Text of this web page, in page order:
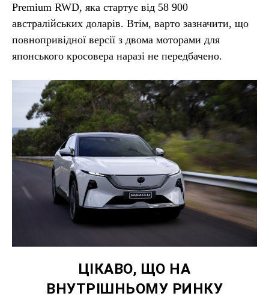
Premium RWD, яка стартує від 58 900
австралійських доларів. Втім, варто зазначити, що
повнопривідної версії з двома моторами для
японського кросовера наразі не передбачено.
ЦІКАВО, ЩО НА
ВНУТРІШНЬОМУ РИНКУ